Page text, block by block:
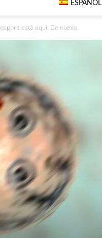
ESPAÑOL
está aquí. De nuevo.